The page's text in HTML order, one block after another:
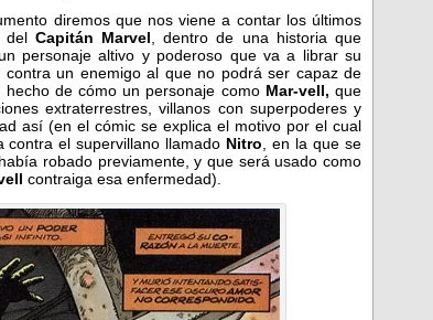
diremos que nos viene a contar los últimos
del Capitán Marvel , dentro de una historia que
personaje altivo y poderoso que va a librar su
contra un enemigo al que no podrá ser capaz de
de cómo un personaje como Mar-vell,que
extraterrestres, villanos con superpoderes y
así (en el cómic se explica el motivo por el cual
el supervillano llamado Nitro , en la que se
había robado previamente, y que será usado como
contraiga esa enfermedad).